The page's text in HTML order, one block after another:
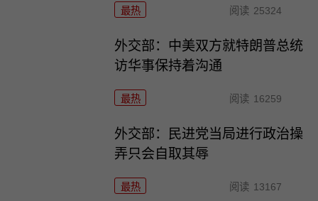
最热 阅读 25324
外交部：中美双方就特朗普总统
访华事保持着沟通
最热 阅读 16259
外交部：民进党当局进行政治操
弄只会自取其辱
最热 阅读 13167